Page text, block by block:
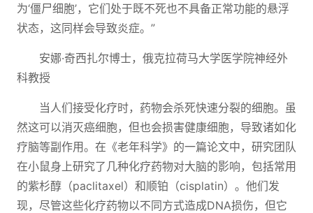
为‘僵尸细胞’，它们处于既不死也不具备正常功能的悬浮
状态，这同样会导致炎症。”
安娜·奇西扎尔博士，俄克拉荷马大学医学院神经外
科教授
当人们接受化疗时，药物会杀死快速分裂的细胞。虽
然这可以消灭癌细胞，但也会损害健康细胞，导致诸如化
疗脑等副作用。在《老年科学》的一篇论文中，研究团队
在小鼠身上研究了几种化疗药物对大脑的影响，包括常用
的紫杉醇（paclitaxel）和顺铂（cisplatin）。他们发
现，尽管这些化疗药物以不同方式造成DNA损伤，但它